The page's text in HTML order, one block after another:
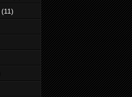
(11)